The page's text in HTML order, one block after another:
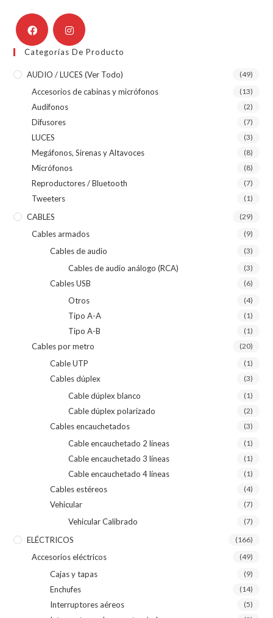
Categorías De Producto
AUDIO / LUCES (ver Todo) (49)
Accesorios de cabinas y micrófonos (13)
Audífonos (2)
Difusores (7)
LUCES (3)
Megáfonos, Sirenas y Altavoces (8)
Micrófonos (8)
Reproductores / Bluetooth (7)
Tweeters (1)
CABLES (29)
Cables armados (9)
Cables de audio (3)
Cables de audio análogo (RCA) (3)
Cables USB (6)
Otros (4)
Tipo A-A (1)
Tipo A-B (1)
Cables por metro (20)
Cable UTP (1)
Cables dúplex (3)
Cable dúplex blanco (1)
Cable dúplex polarizado (2)
Cables encauchetados (3)
Cable encauchetado 2 líneas (1)
Cable encauchetado 3 líneas (1)
Cable encauchetado 4 líneas (1)
Cables estéreos (4)
Vehicular (7)
Vehicular Calibrado (7)
ELÉCTRICOS (166)
Accesorios eléctricos (49)
Cajas y tapas (9)
Enchufes (14)
Interruptores aéreos (5)